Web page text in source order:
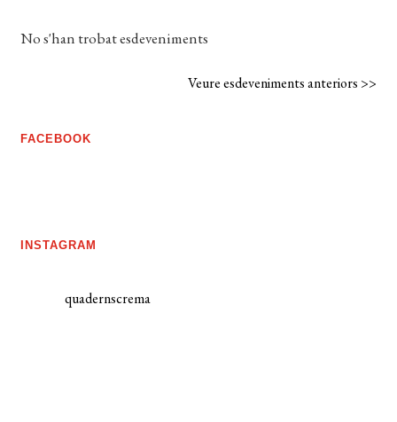
No s'han trobat esdeveniments
Veure esdeveniments anteriors >>
FACEBOOK
INSTAGRAM
quadernscrema